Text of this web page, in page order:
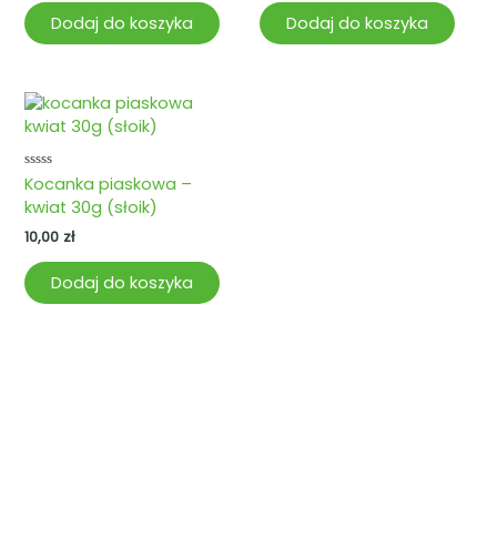
Dodaj do koszyka Dodaj do koszyka
Oceniono
0
na
Kocanka piaskowa –
kwiat 30g (słoik)
10,00 zł
Dodaj do koszyka